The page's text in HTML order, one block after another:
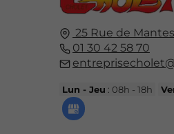
25 Rue de
01 30 42 58 70
Lun - Jeu : 08h - 18h